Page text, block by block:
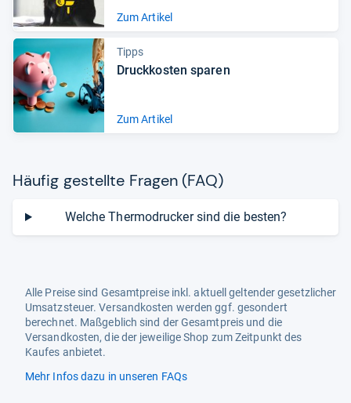
Zum Artikel
Tipps
Druckkosten sparen
Zum Artikel
Häu­fig gestellte Fra­gen (FAQ)
Welche Thermodrucker sind die besten?
Alle Preise sind Gesamtpreise inkl. aktuell geltender gesetzlicher
Umsatzsteuer. Versandkosten werden ggf. gesondert
berechnet. Maßgeblich sind der Gesamtpreis und die
Versandkosten, die der jeweilige Shop zum Zeitpunkt des
Kaufes anbietet.
Mehr Infos dazu in unseren FAQs